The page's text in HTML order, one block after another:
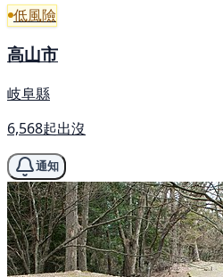
低風險
高山市
岐阜縣
6,568起出沒
通知